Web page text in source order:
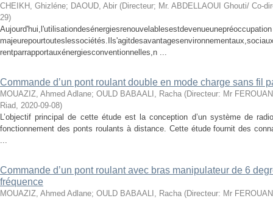
CHEIKH, Ghizléne; DAOUD, Abir (Directeur; Mr. ABDELLAOUI Ghouti/ Co-
29)
Aujourd'hui,l'utilisationdesénergiesrenouvelablesestdevenueunepréoccupation
rentparrapportauxénergiesconventionnelles,n ...
Commande d’un pont roulant double en mode charge sans fil
MOUAZIZ, Ahmed Adlane; OULD BABAALI, Racha (Directeur: Mr
Riad, 2020-09-08)
L’objectif principal de cette étude est la conception d’un système de
fonctionnement des ponts roulants à distance. Cette étude fournit des
...
Commande d’un pont roulant avec bras manipulateur de 6
fréquence
MOUAZIZ, Ahmed Adlane; OULD BABAALI, Racha (Directeur: Mr